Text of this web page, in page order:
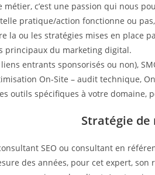
c’est une passion qui nous
pratique/action fonctionne ou
ou les stratégies mises en place
principaux du marketing digital.
entrants sponsorisés ou non),
On-Site – audit technique,
outils spécifiques à votre
Stratégie
SEO ou consultant en
des années, pour cet expert,